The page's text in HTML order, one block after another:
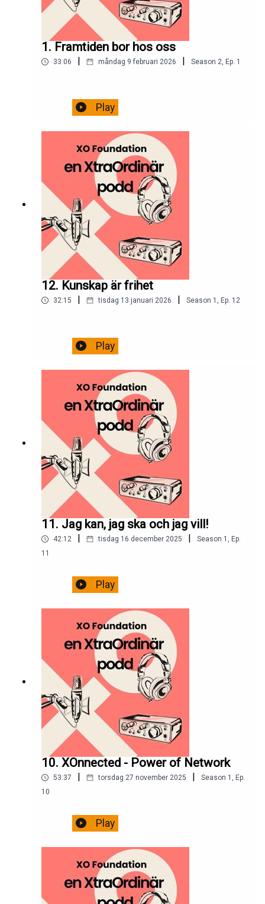
1. Framtiden bor hos oss
33:06 måndag 9 februari 2026 Season 2, Ep. 1
Play
12. Kunskap är frihet
32:15 tisdag 13 januari 2026 Season 1 , Ep. 12
Play
11. Jag kan, jag ska och jag vill!
42:12 tisdag 16 december 2025 Season 1 , Ep.
11
Play
10. XOnnected - Power of Network
53:37 torsdag 27 november 2025 Season 1 , Ep.
10
Play